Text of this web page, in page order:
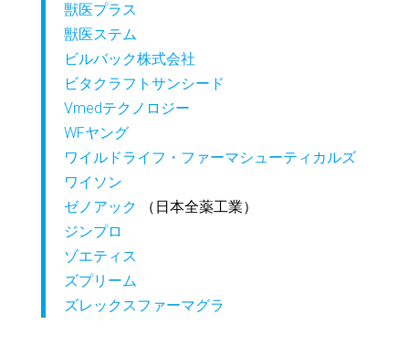
獣医プラス
獣医ステム
ビルバック株式会社
ビタクラフトサンシード
Vmedテクノロジー
WFヤング
ワイルドライフ・ファーマシューティカルズ
ワイソン
ゼノアック （日本全薬工業）
ジンプロ
ゾエティス
ズプリーム
ズレックスファーマグラ